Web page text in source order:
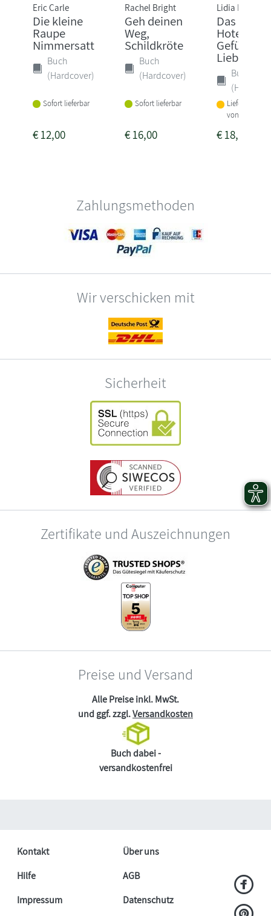
Eric Carle
Die kleine
Raupe
Nimmersatt
Buch
(Hardcover)
Sofort lieferbar
€12,00
Rachel Bright
Geh deinen
Weg,
Schildkröte
Buch
(Hardcover)
Sofort lieferbar
€16,00
Lidia
Das Grand
Hotel der
Gefühle.
Liebe,
Buch
Lieferbar
von 3-4
€18,00
Zahlungsmethoden
Wir verschicken mit
Sicherheit
Zertifikate und Auszeichnungen
Preise und Versand
Alle Preise inkl. MwSt.
und ggf. zzgl.Versandkosten
Buch dabei -
versandkostenfrei
Kontakt
Über uns
Hilfe
AGB
Impressum
Datenschutz